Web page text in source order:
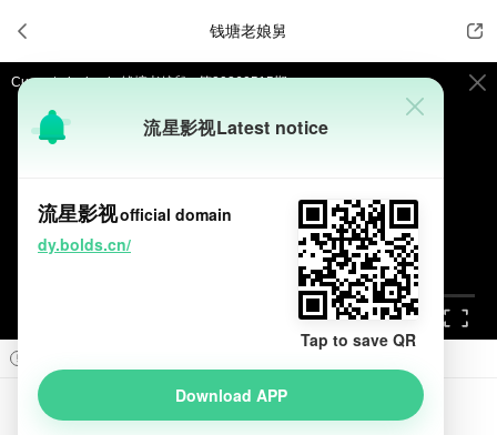
 钱塘老娘舅 
流星影视Latest notice
流星影视official domain
dy.bolds.cn/
Tap to save QR
Download APP

Current playback:钱塘老娘舅 - 第20260515期
提醒 不要轻易相信视频中的广告，谨防上当受骗!
视频载入速度跟网速有关，请耐心等待几秒钟。
钱塘老娘舅 introduction 